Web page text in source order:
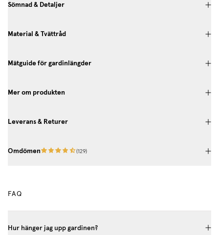
Sömnad & Detaljer
Material & Tvättråd
Mätguide för gardinlängder
Mer om produkten
Leverans & Returer
Omdömen (129)
FAQ
Hur hänger jag upp gardinen?